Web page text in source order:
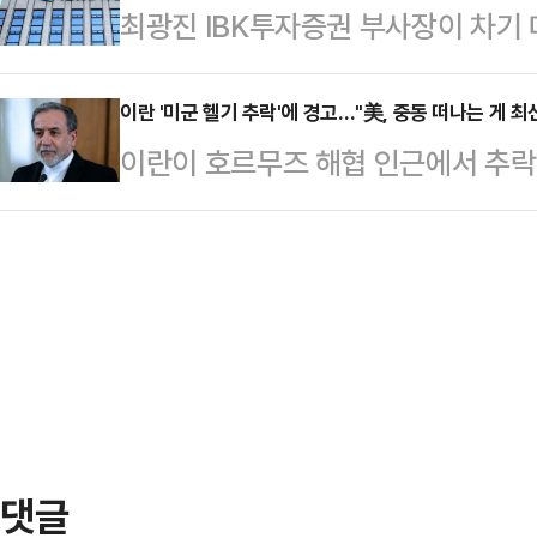
장하며 “미국은 반드시 대응해야
들을 구조했지만, 이…
지만 다른 여야 의원들이 개정안에
원이 인용해도 재선거가 가능하지
다.9일 정치권에 따르면, 장동혁 국
해 연일 '전면 재선거'를 촉구하고
열어 "즉각 재선거 …
최광진 IBK투자증권 부사장이 차
원추천후보위원회를 열고 차기 대
을 내정했다고 전했다.최 부사장은
장·CIB그룹장을 역임했다.특히
내 은행·증권 시너지 사업을 적극
이란 '미군 헬기 추락'에 경고…"美, 중동 떠나는 게 최
이란이 호르무즈 해협 인근에서 추
한 강경 경고 메시지를 내놓으면서
댓글